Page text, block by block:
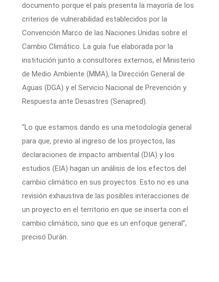
documento porque el país presenta la mayoría de los
criterios de vulnerabilidad establecidos por la
Convención Marco de las Naciones Unidas sobre el
Cambio Climático. La guía fue elaborada por la
institución junto a consultores externos, el Ministerio
de Medio Ambiente (MMA), la Dirección General de
Aguas (DGA) y el Servicio Nacional de Prevención y
Respuesta ante Desastres (Senapred).
“Lo que estamos dando es una metodología general
para que, previo al ingreso de los proyectos, las
declaraciones de impacto ambiental (DIA) y los
estudios (EIA) hagan un análisis de los efectos del
cambio climático en sus proyectos. Esto no es una
revisión exhaustiva de las posibles interacciones de
un proyecto en el territorio en que se inserta con el
cambio climático, sino que es un enfoque general”,
precisó Durán.